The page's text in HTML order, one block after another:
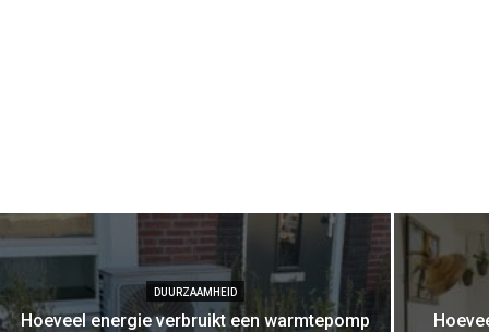
DUURZAAMHEID
Hoeveel energie verbruikt een warmtepomp